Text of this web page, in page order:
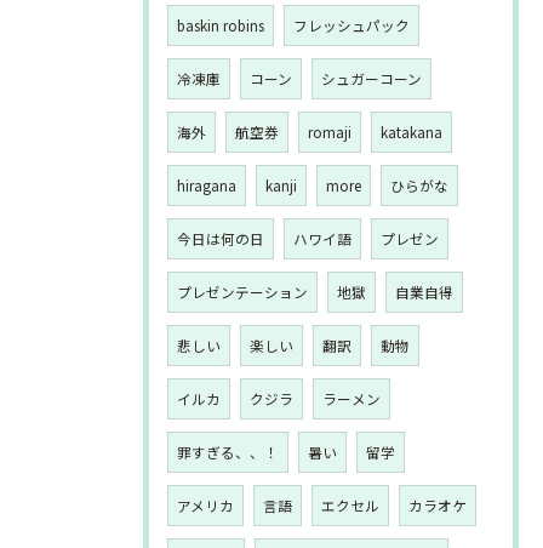
baskin robins フレッシュパック
冷凍庫 コーン シュガーコーン
海外 航空券 romaji katakana
hiragana kanji more ひらがな
今日は何の日 ハワイ語 プレゼン
プレゼンテーション 地獄 自業自得
悲しい 楽しい 翻訳 動物
イルカ クジラ ラーメン
罪すぎる、、！ 暑い 留学
アメリカ 言語 エクセル カラオケ